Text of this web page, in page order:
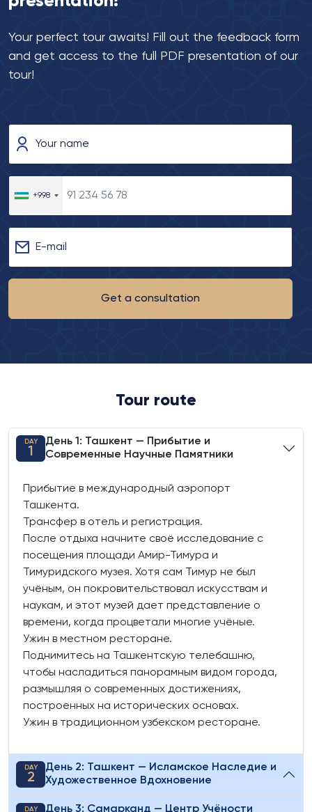
Your perfect tour awaits! Fill out the feedback form
and get access to the full PDF presentation of our
tour!
Your name
+998
E-mail
Get a consultation
Tour route
DAY
1
День 1: Ташкент — Прибытие и
Современные Научные Памятники
Прибытие в международный аэропорт
Ташкента.
Трансфер в отель и регистрация.
После отдыха начните своё исследование с
посещения площади Амир-Тимура и
Тимуридского музея. Хотя сам Тимур не был
учёным, он покровительствовал искусствам и
наукам, и этот музей дает представление о
времени, когда процветали многие учёные.
Ужин в местном ресторане.
Поднимитесь на Ташкентскую телебашню,
чтобы насладиться панорамным видом города,
размышляя о современных достижениях,
построенных на исторических основах.
Ужин в традиционном узбекском ресторане.
DAY
2
День 2: Ташкент — Исламское Наследие и
Художественное Вдохновение
DAY День 3: Самарканд — Центр Учёности